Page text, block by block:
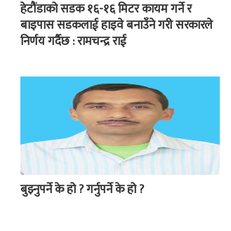
हेटौंडाको सडक १६-१६ मिटर कायम गर्ने र
बाइपास सडकलाई हाइवे बनाउँने गरी सरकारले
निर्णय गर्दैछ : रामचन्द्र राई
बुझ्नुपर्ने के हो ? गर्नुपर्ने के हो ?